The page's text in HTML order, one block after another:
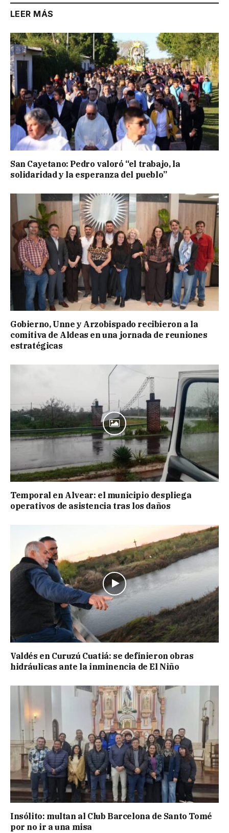
LEER MÁS
San Cayetano: Pedro valoró “el trabajo, la
solidaridad y la esperanza del pueblo”
Gobierno, Unne y Arzobispado recibieron a la
comitiva de Aldeas en una jornada de reuniones
estratégicas
Temporal en Alvear: el municipio despliega
operativos de asistencia tras los daños
Valdés en Curuzú Cuatiá: se definieron obras
hidráulicas ante la inminencia de El Niño
Insólito: multan al Club Barcelona de Santo Tomé
por no ir a una misa